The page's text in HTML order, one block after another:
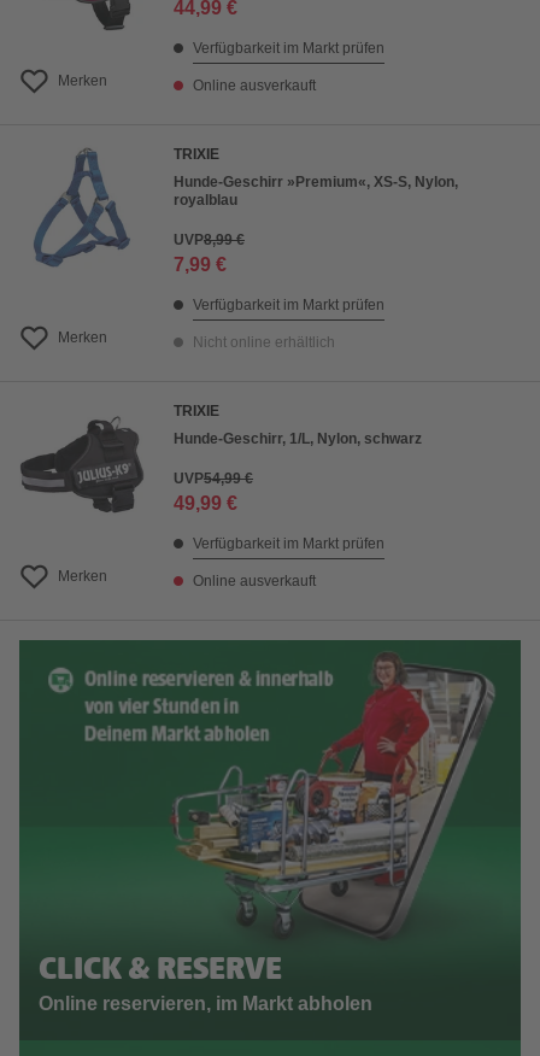
Merken
44,99 €
Verfügbarkeit im Markt prüfen
Online ausverkauft
Merken
TRIXIE
Hunde-Geschirr »Premium«, XS-S, Nylon,
royalblau
UVP8,99 €
7,99 €
Verfügbarkeit im Markt prüfen
Nicht online erhältlich
Merken
TRIXIE
Hunde-Geschirr, 1/L, Nylon, schwarz
UVP54,99 €
49,99 €
Verfügbarkeit im Markt prüfen
Online ausverkauft
CLICK & RESERVE
Online reservieren, im Markt abholen